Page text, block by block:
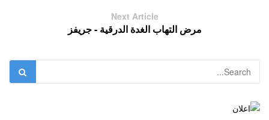
Next Article
مرض التهاب الغدة الدرقية - جريفز